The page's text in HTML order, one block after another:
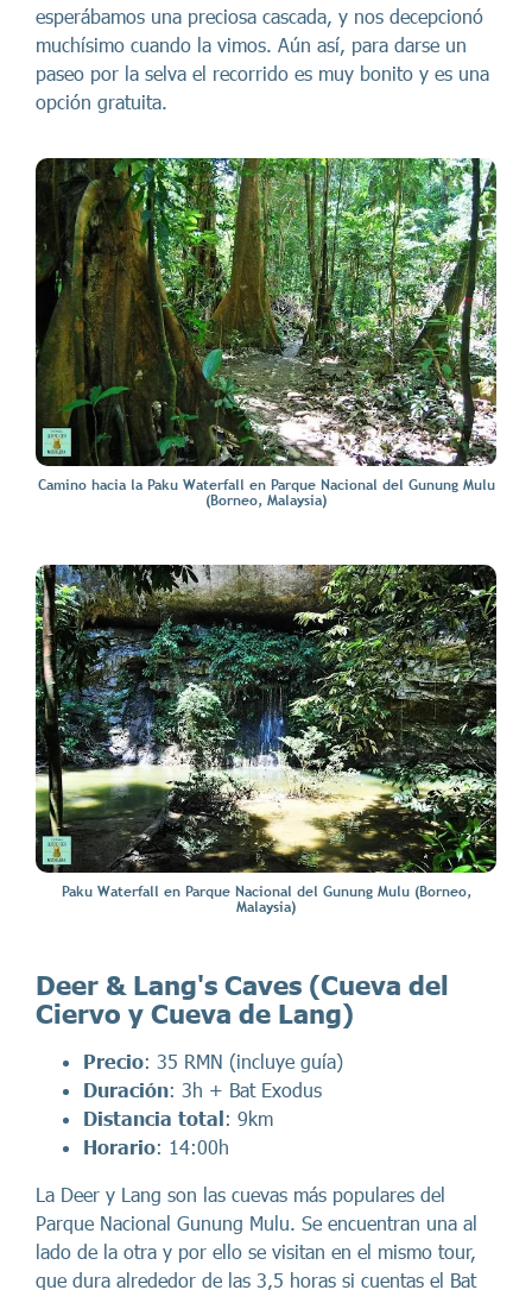
esperábamos una preciosa cascada, y nos decepcionó
muchísimo cuando la vimos. Aún así, para darse un
paseo por la selva el recorrido es muy bonito y es una
opción gratuita.
Camino hacia la Paku Waterfall en Parque Nacional del Gunung Mulu
(Borneo, Malaysia)
Paku Waterfall en Parque Nacional del Gunung Mulu (Borneo,
Malaysia)
Deer & Lang's Caves (Cueva del
Ciervo y Cueva de Lang)
Precio: 35 RMN (incluye guía)
Duración: 3h + Bat Exodus
Distancia total: 9km
Horario: 14:00h
La Deer y Lang son las cuevas más populares del
Parque Nacional Gunung Mulu. Se encuentran una al
lado de la otra y por ello se visitan en el mismo tour,
que dura alrededor de las 3,5 horas si cuentas el Bat